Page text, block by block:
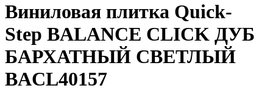
Виниловая плитка Quick-
Step BALANCE CLICK ДУБ
БАРХАТНЫЙ СВЕТЛЫЙ
BACL40157